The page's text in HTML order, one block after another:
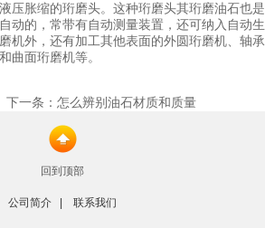
胀缩的珩磨头。这种珩磨头其珩磨油石也是
动的，常带有自动测量装置，还可纳入自动生
机外，还有加工其他表面的外圆珩磨机、轴承
曲面珩磨机等。
下一条： 怎么辨别油石材质和质量
回到顶部
公司简介 联系我们